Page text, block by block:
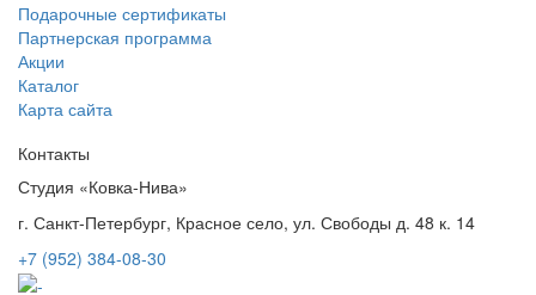
Подарочные сертификаты
Партнерская программа
Акции
Каталог
Карта сайта
Контакты
Студия «Ковка-Нива»
г. Санкт-Петербург, Красное село, ул. Свободы д. 48 к. 14
+7 (952) 384-08-30